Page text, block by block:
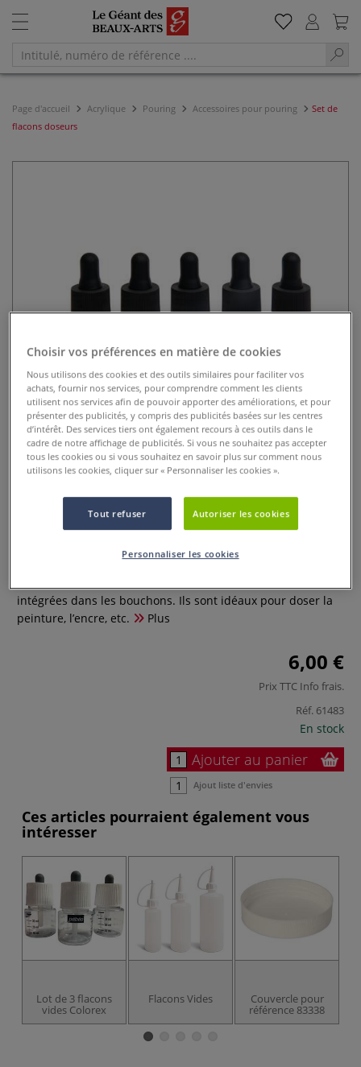
Page d'accueil Acrylique Pouring Accessoires pour pouring
Set de
flacons doseurs
Set de flacons doseurs
0 Commentaires
intégrées dans les bouchons. Ils sont idéaux pour doser la
peinture, l’encre, etc.
Plus
6,00 €
Prix TTC Info frais.
Réf. 61483
En stock
Ajouter au panier
Ajout liste d'envies
Ces articles pourraient également vous
intéresser
Lot de 3 flacons
vides Colorex
Flacons Vides Couvercle pour
référence 83338
Choisir vos préférences en matière de cookies
Nous utilisons des cookies et des outils similaires pour faciliter vos
achats, fournir nos services, pour comprendre comment les clients
utilisent nos services afin de pouvoir apporter des améliorations, et pour
présenter des publicités, y compris des publicités basées sur les centres
d’intérêt. Des services tiers ont également recours à ces outils dans le
cadre de notre affichage de publicités. Si vous ne souhaitez pas accepter
tous les cookies ou si vous souhaitez en savoir plus sur comment nous
utilisons les cookies, cliquer sur « Personnaliser les cookies ».
Tout refuser Autoriser les cookies
Personnaliser les cookies